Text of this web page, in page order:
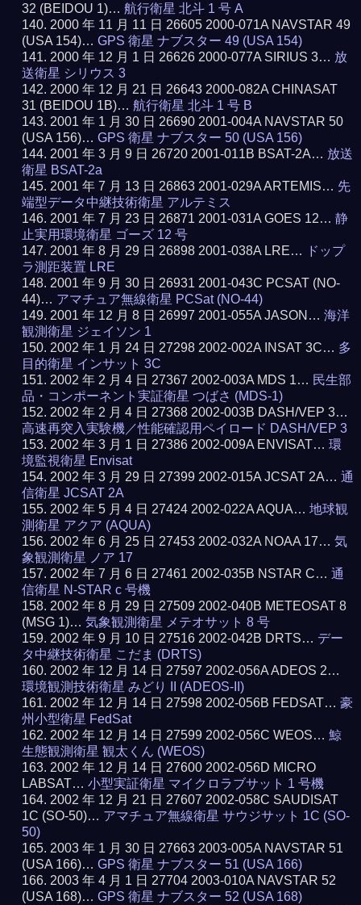
32 (BEIDOU 1)…航行衛星 北斗 1 号 A
2000 年 11 月 11 日 26605 2000-071A NAVSTAR 49
(USA 154)…GPS 衛星 ナブスター 49 (USA 154)
2000 年 12 月 1 日 26626 2000-077A SIRIUS 3… 放
送衛星 シリウス 3
2000 年 12 月 21 日 26643 2000-082A CHINASAT
31 (BEIDOU 1B)…航行衛星 北斗 1 号 B
2001 年 1 月 30 日 26690 2001-004A NAVSTAR 50
(USA 156)…GPS 衛星 ナブスター 50 (USA 156)
2001 年 3 月 9 日 26720 2001-011B BSAT-2A… 放送
衛星 BSAT-2a
2001 年 7 月 13 日 26863 2001-029A ARTEMIS… 先
端型データ中継技術衛星 アルテミス
2001 年 7 月 23 日 26871 2001-031A GOES 12…静
止実用環境衛星 ゴーズ 12 号
2001 年 8 月 29 日 26898 2001-038A LRE…
ドップ
ラ測距装置 LRE
2001 年 9 月 30 日 26931 2001-043C PCSAT (NO-
44)… アマチュア無線衛星 PCSat (NO-44)
2001 年 12 月 8 日 26997 2001-055A JASON…海洋
観測衛星 ジェイソン 1
2002 年 1 月 24 日 27298 2002-002A INSAT 3C… 多
目的衛星 インサット 3C
2002 年 2 月 4 日 27367 2002-003A MDS 1… 民生部
品・コンポーネント実証衛星 つばさ (MDS-1)
2002 年 2 月 4 日 27368 2002-003B DASH/VEP 3…
高速再突入実験機／性能確認用ペイロード DASH/VEP 3
2002 年 3 月 1 日 27386 2002-009A ENVISAT…環
境監視衛星 Envisat
2002 年 3 月 29 日 27399 2002-015A JCSAT 2A…通
信衛星 JCSAT 2A
2002 年 5 月 4 日 27424 2002-022A AQUA…地球観
測衛星 アクア (AQUA)
2002 年 6 月 25 日 27453 2002-032A NOAA 17…気
象観測衛星 ノア 17
2002 年 7 月 6 日 27461 2002-035B NSTAR C…通
信衛星 N-STAR c 号機
2002 年 8 月 29 日 27509 2002-040B METEOSAT 8
(MSG 1)…気象観測衛星 メテオサット 8 号
2002 年 9 月 10 日 27516 2002-042B DRTS… デー
タ中継技術衛星 こだま (DRTS)
2002 年 12 月 14 日 27597 2002-056A ADEOS 2…
環境観測技術衛星 みどり II (ADEOS-II)
2002 年 12 月 14 日 27598 2002-056B FEDSAT…豪
州小型衛星 FedSat
2002 年 12 月 14 日 27599 2002-056C WEOS…鯨
生態観測衛星 観太くん (WEOS)
2002 年 12 月 14 日 27600 2002-056D MICRO
LABSAT…小型実証衛星 マイクロラブサット 1 号機
2002 年 12 月 21 日 27607 2002-058C SAUDISAT
1C (SO-50)… アマチュア無線衛星 サウジサット 1C (SO-
50)
2003 年 1 月 30 日 27663 2003-005A NAVSTAR 51
(USA 166)…GPS 衛星 ナブスター 51 (USA 166)
2003 年 4 月 1 日 27704 2003-010A NAVSTAR 52
(USA 168)…GPS 衛星 ナブスター 52 (USA 168)